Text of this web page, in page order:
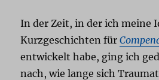
In der Zeit, in der ich meine
Kurzgeschichten für
entwickelt habe, ging ich
nach, wie lange sich